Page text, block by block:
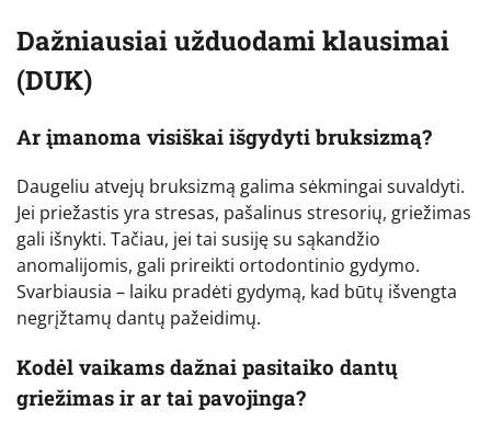
Dažniausiai užduodami klausimai
(DUK)
Ar įmanoma visiškai išgydyti bruksizmą?
Daugeliu atvejų bruksizmą galima sėkmingai suvaldyti.
Jei priežastis yra stresas, pašalinus stresorių, griežimas
gali išnykti. Tačiau, jei tai susiję su sąkandžio
anomalijomis, gali prireikti ortodontinio gydymo.
Svarbiausia – laiku pradėti gydymą, kad būtų išvengta
negrįžtamų dantų pažeidimų.
Kodėl vaikams dažnai pasitaiko dantų
griežimas ir ar tai pavojinga?